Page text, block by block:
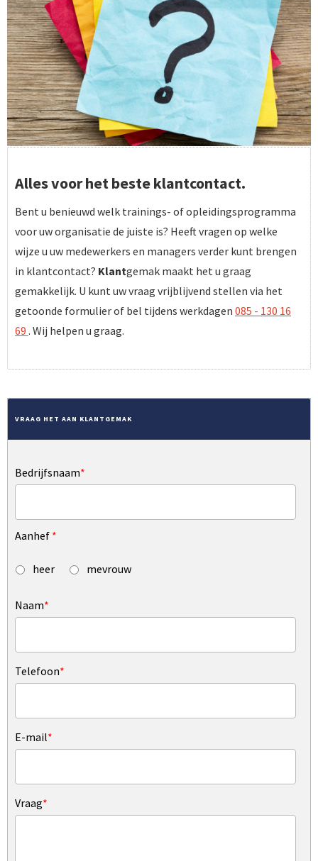
Alles voor het beste klantcontact.
Bent u benieuwd welk trainings- of opleidingsprogramma
voor uw organisatie de juiste is? Heeft vragen op welke
wijze u uw medewerkers en managers verder kunt brengen
in klantcontact? Klantgemak maakt het u graag
gemakkelijk. U kunt uw vraag vrijblijvend stellen via het
getoonde formulier of bel tijdens werkdagen 085 - 130 16
69 . Wij helpen u graag.
VRAAG HET AAN KLANTGEMAK
Bedrijfsnaam*
Aanhef *
heer mevrouw
Naam*
Telefoon*
E-mail*
Vraag*